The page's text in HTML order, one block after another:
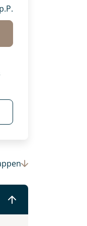
p.P.